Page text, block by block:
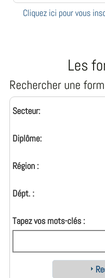
Cliquez ici pour vous
Les
Rechercher une
Secteur:
Diplôme:
Région :
Dépt. :
Tapez vos mots-clés :